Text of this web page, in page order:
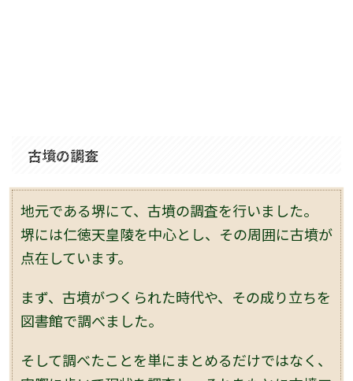
古墳の調査
地元である堺にて、古墳の調査を行いました。
堺には仁徳天皇陵を中心とし、その周囲に古墳が
点在しています。
まず、古墳がつくられた時代や、その成り立ちを
図書館で調べました。
そして調べたことを単にまとめるだけではなく、